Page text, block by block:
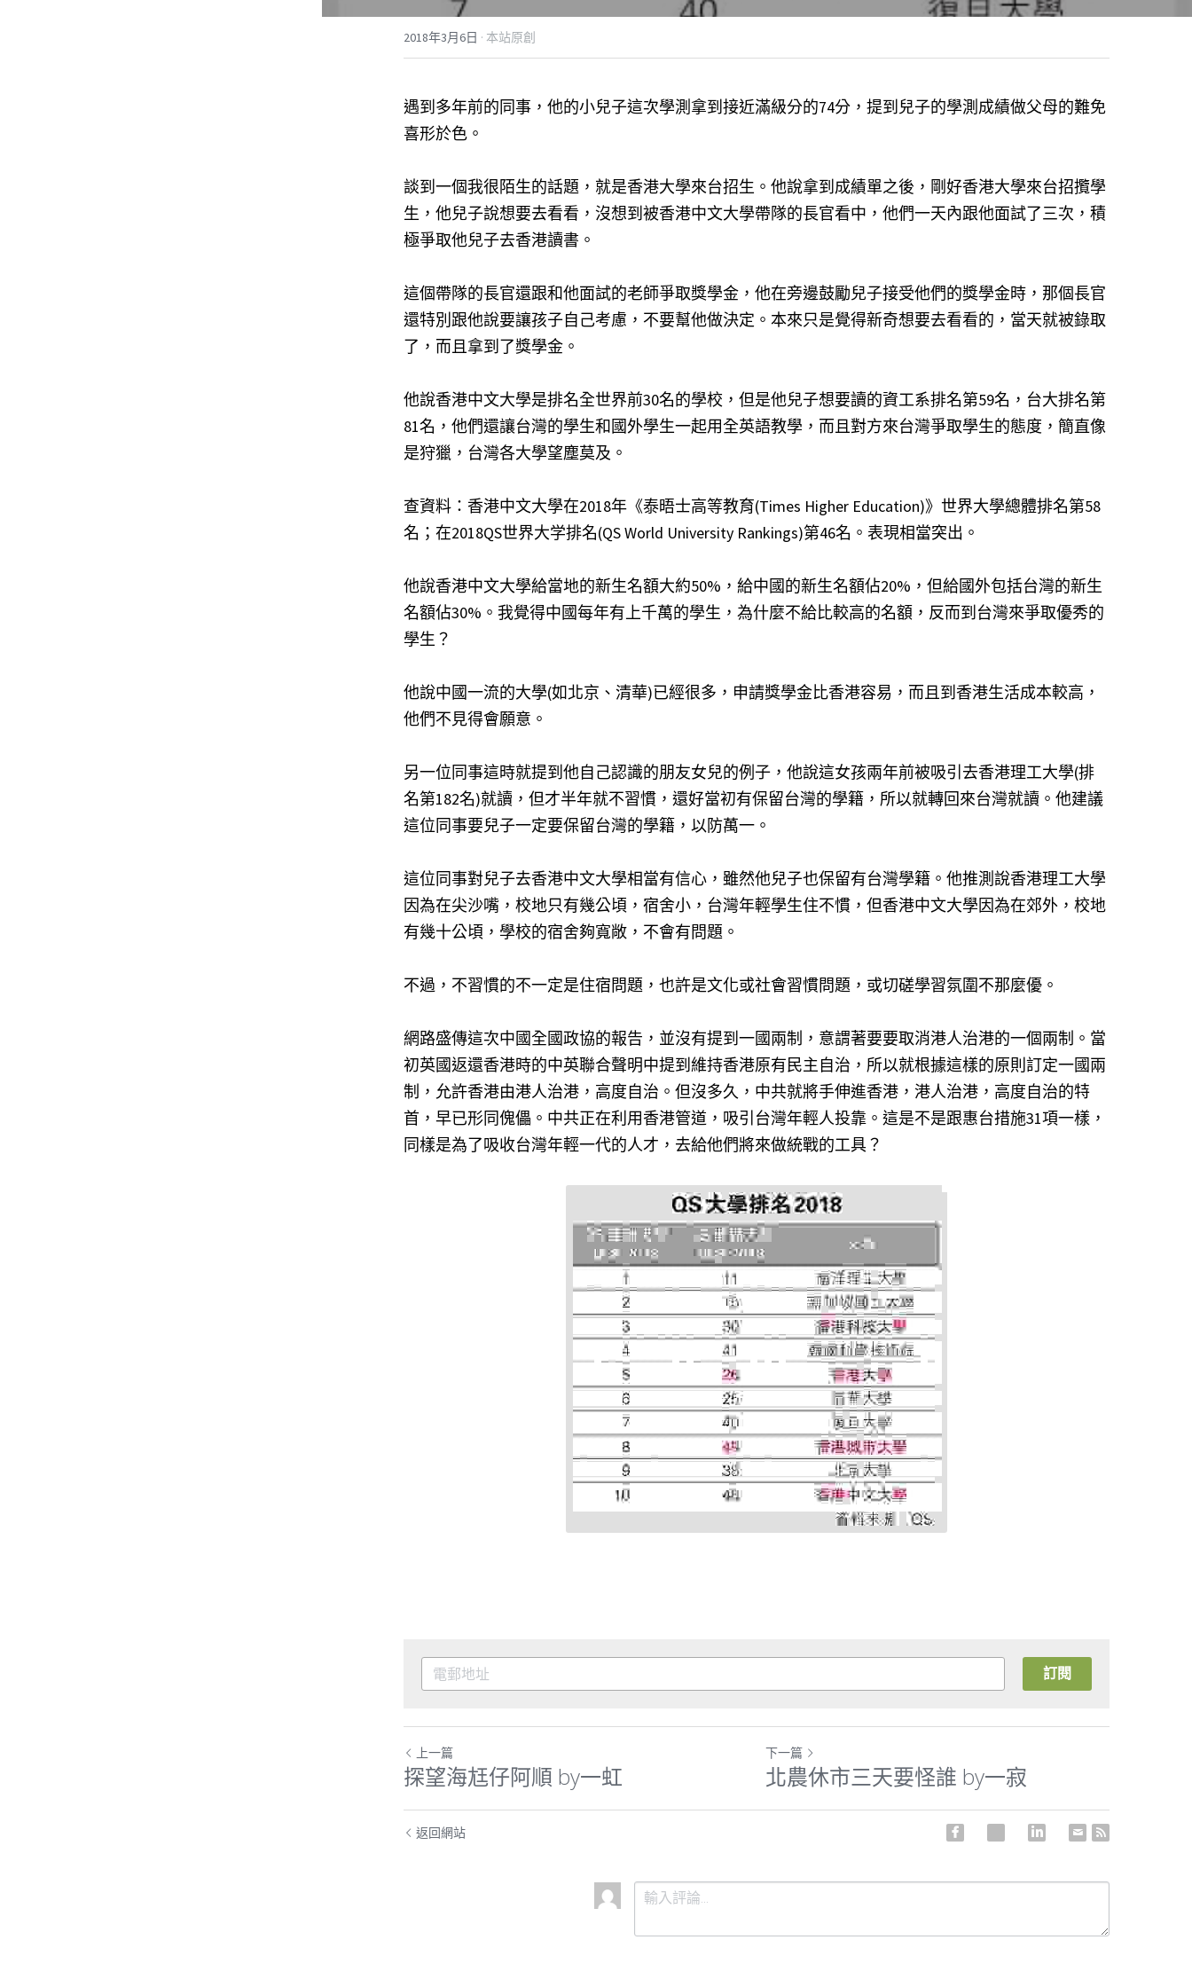
2018年3月6日 · 本站原創
遇到多年前的同事，他的小兒子這次學測拿到接近滿級分的74分，提到兒子的學測成績做父母的難免
喜形於色。
談到一個我很陌生的話題，就是香港大學來台招生。他說拿到成績單之後，剛好香港大學來台招攬學
生，他兒子說想要去看看，沒想到被香港中文大學帶隊的長官看中，他們一天內跟他面試了三次，積
極爭取他兒子去香港讀書。
這個帶隊的長官還跟和他面試的老師爭取獎學金，他在旁邊鼓勵兒子接受他們的獎學金時，那個長官
還特別跟他說要讓孩子自己考慮，不要幫他做決定。本來只是覺得新奇想要去看看的，當天就被錄取
了，而且拿到了獎學金。
他說香港中文大學是排名全世界前30名的學校，但是他兒子想要讀的資工系排名第59名，台大排名第
81名，他們還讓台灣的學生和國外學生一起用全英語教學，而且對方來台灣爭取學生的態度，簡直像
是狩獵，台灣各大學望塵莫及。
查資料：香港中文大學在2018年《泰晤士高等教育(Times Higher Education)》世界大學總體排名第58
名；在2018QS世界大学排名(QS World University Rankings)第46名。表現相當突出。
他說香港中文大學給當地的新生名額大約50%，給中國的新生名額佔20%，但給國外包括台灣的新生
名額佔30%。我覺得中國每年有上千萬的學生，為什麼不給比較高的名額，反而到台灣來爭取優秀的
學生？
他說中國一流的大學(如北京、清華)已經很多，申請獎學金比香港容易，而且到香港生活成本較高，
他們不見得會願意。
另一位同事這時就提到他自己認識的朋友女兒的例子，他說這女孩兩年前被吸引去香港理工大學(排
名第182名)就讀，但才半年就不習慣，還好當初有保留台灣的學籍，所以就轉回來台灣就讀。他建議
這位同事要兒子一定要保留台灣的學籍，以防萬一。
這位同事對兒子去香港中文大學相當有信心，雖然他兒子也保留有台灣學籍。他推測說香港理工大學
因為在尖沙嘴，校地只有幾公頃，宿舍小，台灣年輕學生住不慣，但香港中文大學因為在郊外，校地
有幾十公頃，學校的宿舍夠寬敞，不會有問題。
不過，不習慣的不一定是住宿問題，也許是文化或社會習慣問題，或切磋學習氛圍不那麼優。
網路盛傳這次中國全國政協的報告，並沒有提到一國兩制，意謂著要要取消港人治港的一個兩制。當
初英國返還香港時的中英聯合聲明中提到維持香港原有民主自治，所以就根據這樣的原則訂定一國兩
制，允許香港由港人治港，高度自治。但沒多久，中共就將手伸進香港，港人治港，高度自治的特
首，早已形同傀儡。中共正在利用香港管道，吸引台灣年輕人投靠。這是不是跟惠台措施31項一樣，
同樣是為了吸收台灣年輕一代的人才，去給他們將來做統戰的工具？
訂閱
上一篇
探望海尪仔阿順 by一虹
下一篇
北農休市三天要怪誰 by一寂
返回網站